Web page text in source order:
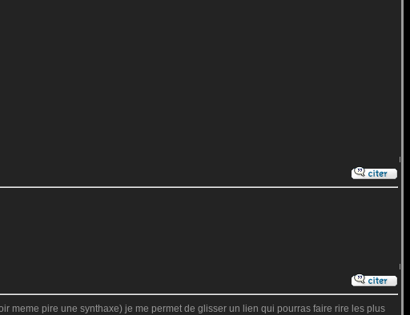
meme pire une synthaxe) je me permet de glisser un lien qui pourras faire rire les plus